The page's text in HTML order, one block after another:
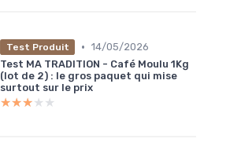
Test Produit • 14/05/2026
Test MA TRADITION - Café Moulu 1Kg
(lot de 2) : le gros paquet qui mise
surtout sur le prix
★★★★★
★★★★★